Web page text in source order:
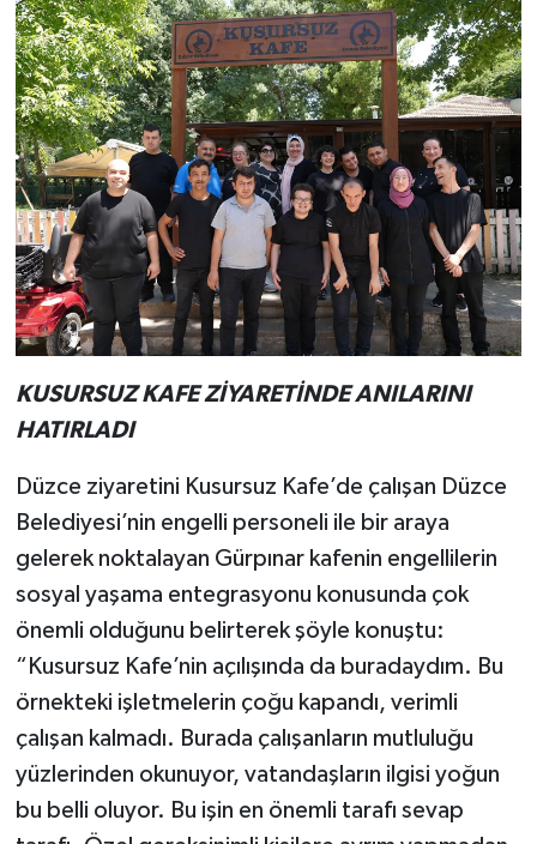
KUSURSUZ KAFE ZİYARETİNDE ANILARINI
HATIRLADI
Düzce ziyaretini Kusursuz Kafe’de çalışan Düzce
Belediyesi’nin engelli personeli ile bir araya
gelerek noktalayan Gürpınar kafenin engellilerin
sosyal yaşama entegrasyonu konusunda çok
önemli olduğunu belirterek şöyle konuştu:
“Kusursuz Kafe’nin açılışında da buradaydım. Bu
örnekteki işletmelerin çoğu kapandı, verimli
çalışan kalmadı. Burada çalışanların mutluluğu
yüzlerinden okunuyor, vatandaşların ilgisi yoğun
bu belli oluyor. Bu işin en önemli tarafı sevap